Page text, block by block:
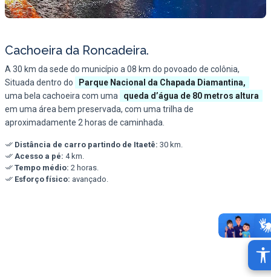
Cachoeira da Roncadeira.
A 30 km da sede do município a 08 km do povoado de colônia,
Situada dentro do
Parque Nacional da Chapada Diamantina,
uma bela cachoeira com uma
queda d’água de 80 metros altura
em uma área bem preservada, com uma trilha de
aproximadamente 2 horas de caminhada.
Distância de carro partindo de Itaetê: 30 km.
Acesso a pé: 4 km.
Tempo médio: 2 horas.
Esforço físico: avançado.